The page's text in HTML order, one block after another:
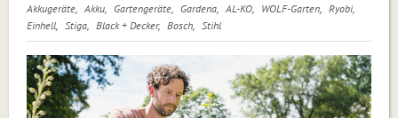
Akkugeräte
Akku Gartengeräte Gardena AL-KO WOLF-Garten
Ryobi
Einhell
Stiga Black + Decker Bosch Stihl